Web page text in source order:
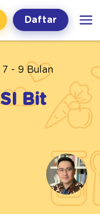
Daftar
7 - 9 Bulan
Bit